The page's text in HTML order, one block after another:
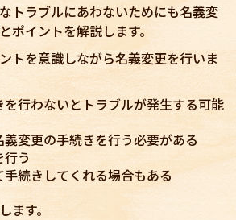
トラブルにあわないためにも名義変
ポイントを解説します。
トを意識しながら名義変更を行いま
行わないとトラブルが発生する可能
変更の手続きを行う必要がある
う
続きしてくれる場合もある
ます。